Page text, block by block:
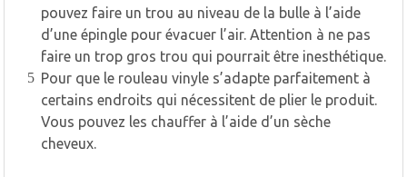
pouvez faire un trou au niveau de la bulle à l’aide
d’une épingle pour évacuer l’air. Attention à ne pas
faire un trop gros trou qui pourrait être inesthétique.
Pour que le rouleau vinyle s’adapte parfaitement à
certains endroits qui nécessitent de plier le produit.
Vous pouvez les chauffer à l’aide d’un sèche
cheveux.